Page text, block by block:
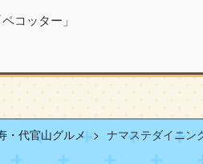
コッター」
・代官山グルメ ナマステダイニン